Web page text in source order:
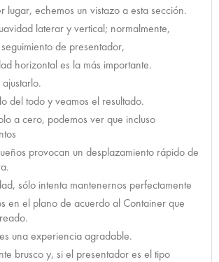
lugar, echemos un vistazo a esta sección.
laterar y vertical; normalmente,
de presentador,
horizontal es la más importante.
del todo y veamos el resultado.
a cero, podemos ver que incluso
provocan un desplazamiento rápido de
sólo intenta mantenernos perfectamente
en el plano de acuerdo al Container que
una experiencia agradable.
brusco y, si el presentador es el tipo